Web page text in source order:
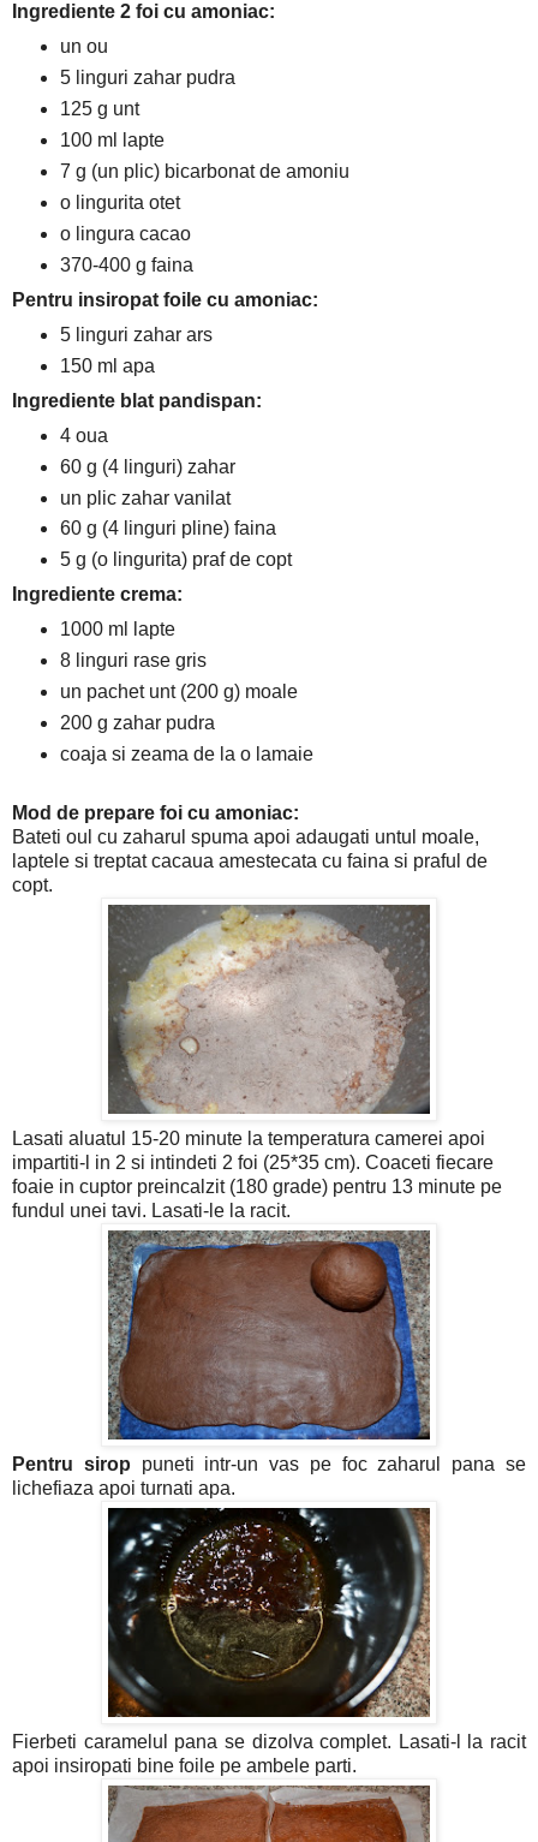
Ingrediente 2 foi cu amoniac:
un ou
5 linguri zahar pudra
125 g unt
100 ml lapte
7 g (un plic) bicarbonat de amoniu
o lingurita otet
o lingura cacao
370-400 g faina
Pentru insiropat foile cu amoniac:
5 linguri zahar ars
150 ml apa
Ingrediente blat pandispan:
4 oua
60 g (4 linguri) zahar
un plic zahar vanilat
60 g (4 linguri pline) faina
5 g (o lingurita) praf de copt
Ingrediente crema:
1000 ml lapte
8 linguri rase gris
un pachet unt (200 g) moale
200 g zahar pudra
coaja si zeama de la o lamaie
Mod de prepare foi cu amoniac:
Bateti oul cu zaharul spuma apoi adaugati untul moale,
laptele si treptat cacaua amestecata cu faina si praful de
copt.
Lasati aluatul 15-20 minute la temperatura camerei apoi
impartiti-l in 2 si intindeti 2 foi (25*35 cm). Coaceti fiecare
foaie in cuptor preincalzit (180 grade) pentru 13 minute pe
fundul unei tavi. Lasati-le la racit.
Pentru sirop puneti intr-un vas pe foc zaharul pana se
lichefiaza apoi turnati apa.
Fierbeti caramelul pana se dizolva complet. Lasati-l la racit
apoi insiropati bine foile pe ambele parti.